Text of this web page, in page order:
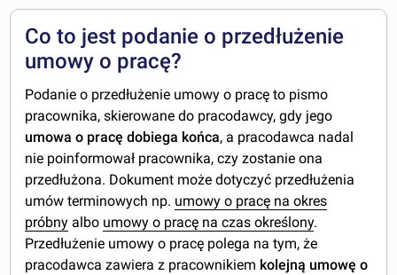
Co to jest podanie o przedłużenie
umowy o pracę?
Podanie o przedłużenie umowy o pracę to pismo
pracownika, skierowane do pracodawcy, gdy jego
umowa o pracę dobiega końca, a pracodawca nadal
nie poinformował pracownika, czy zostanie ona
przedłużona. Dokument może dotyczyć przedłużenia
umów terminowych np. umowy o pracę na okres
próbny albo umowy o pracę na czas określony.
Przedłużenie umowy o pracę polega na tym, że
pracodawca zawiera z pracownikiem kolejną umowę o